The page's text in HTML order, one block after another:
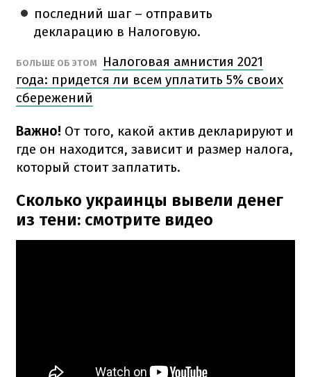
последний шаг – отправить
декларацию в Налоговую.
БОЛЬШЕ ОБ ЭТОМ
Налоговая амнистия 2021
года: придется ли всем уплатить 5% своих
сбережений
Важно! От того, какой актив декларируют и
где он находится, зависит и размер налога,
который стоит заплатить.
Сколько украинцы вывели денег
из тени: смотрите видео